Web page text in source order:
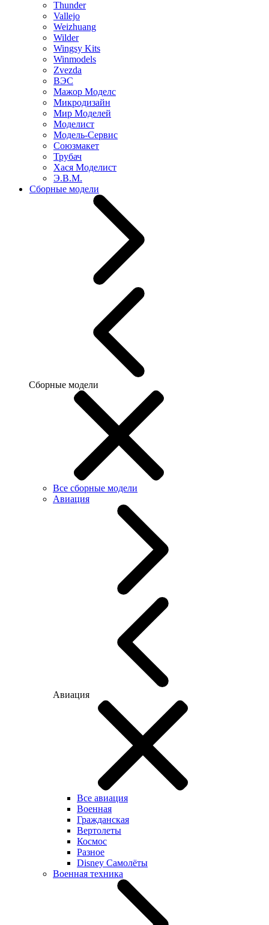
Thunder
Vallejo
Weizhuang
Wilder
Wingsy Kits
Winmodels
Zvezda
ВЭС
Мажор Моделс
Микродизайн
Мир Моделей
Моделист
Модель-Сервис
Союзмакет
Трубач
Хася Моделист
Э.В.М.
Сборные модели
Сборные модели
Все сборные модели
Авиация
Авиация
Все авиация
Военная
Гражданская
Вертолеты
Космос
Разное
Disney Самолёты
Военная техника